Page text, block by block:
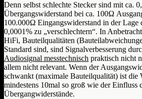
Denn selbst schlechte Stecker sind mit ca.
Übergangswiderstand bei ca. 100Ω
100.000Ω Eingangswiderstand in der Lage
0,0001% zu „verschlechtern“. In
HiFi, Bauteilqualitäten
Standard sind, sind Signalverbesserung
Audiosignal messtechnisch praktisch nicht
allem nicht relevant. Wenn der
schwankt (maximale Bauteilqualität) ist die
mindestens 10mal so groß wie der Einfluss
Übergangwiderstände.